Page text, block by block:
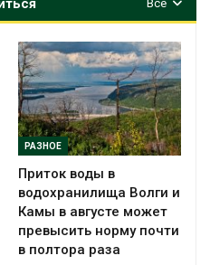
Все
РАЗНОЕ
Приток воды в
водохранилища Волги и
Камы в августе может
превысить норму почти
в полтора раза